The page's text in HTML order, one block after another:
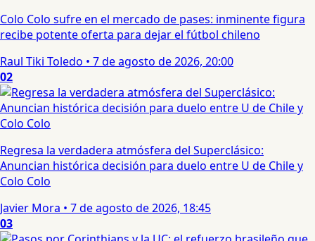
Colo Colo sufre en el mercado de pases: inminente figura
recibe potente oferta para dejar el fútbol chileno
Raul Tiki Toledo • 7 de agosto de 2026, 20:00
02
Regresa la verdadera atmósfera del Superclásico:
Anuncian histórica decisión para duelo entre U de Chile y
Colo Colo
Javier Mora • 7 de agosto de 2026, 18:45
03